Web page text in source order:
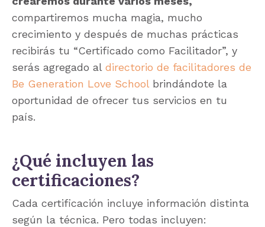
compartiremos mucha magia, mucho
crecimiento y después de muchas prácticas
recibirás tu “Certificado como Facilitador”, y
serás agregado al directorio de facilitadores de
Be Generation Love Schoolbrindándote la
oportunidad de ofrecer tus servicios en tu
país.
¿Qué incluyen las
certificaciones?
Cada certificación incluye información distinta
según la técnica. Pero todas incluyen: